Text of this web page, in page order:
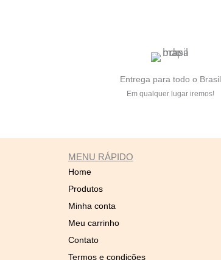
Entrega para todo o Brasil
Em qualquer lugar iremos!
MENU RÁPIDO
Home
Produtos
Minha conta
Meu carrinho
Contato
Termos e condições